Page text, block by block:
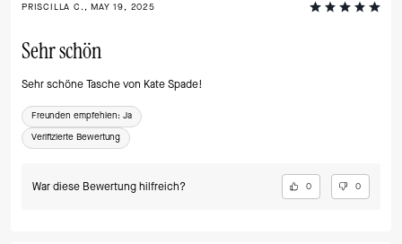
PRISCILLA C., MAY 19, 2025
Sehr schön
Sehr schöne Tasche von Kate Spade!
Freunden empfehlen: Ja
Verifizierte Bewertung
War diese Bewertung hilfreich? 0 0